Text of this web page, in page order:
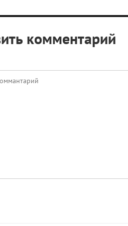
комментарий